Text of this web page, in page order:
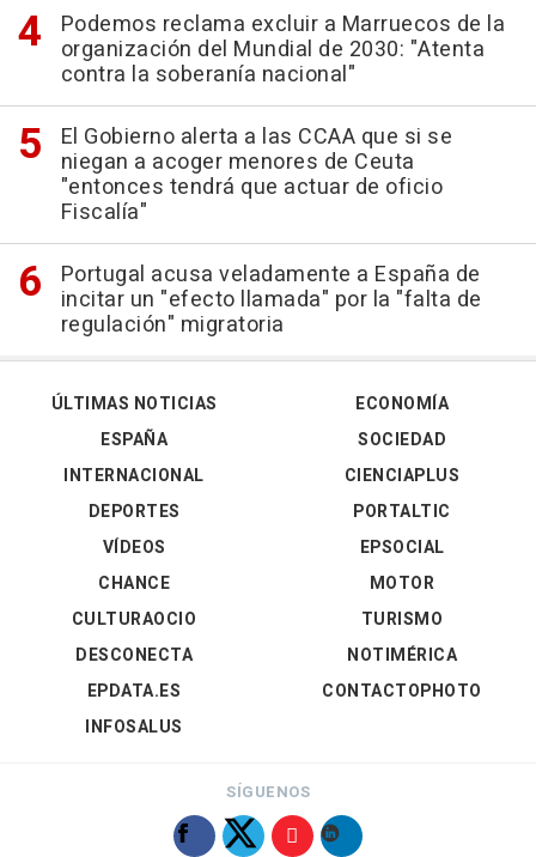
Podemos reclama excluir a Marruecos de la
organización del Mundial de 2030: "Atenta
contra la soberanía nacional"
El Gobierno alerta a las CCAA que si se
niegan a acoger menores de Ceuta
"entonces tendrá que actuar de oficio
Fiscalía"
Portugal acusa veladamente a España de
incitar un "efecto llamada" por la "falta de
regulación" migratoria
ÚLTIMAS NOTICIAS
ESPAÑA
INTERNACIONAL
DEPORTES
VÍDEOS
ECONOMÍA
SOCIEDAD
CIENCIAPLUS
PORTALTIC
EPSOCIAL
CHANCE
CULTURAOCIO
DESCONECTA
EPDATA.ES
INFOSALUS
MOTOR
TURISMO
NOTIMÉRICA
CONTACTOPHOTO
SÍGUENOS